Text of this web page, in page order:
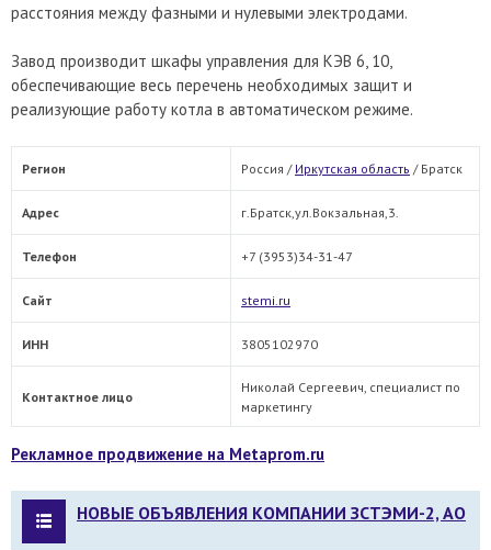
расстояния между фазными и нулевыми электродами.
Завод производит шкафы управления для КЭВ 6, 10,
обеспечивающие весь перечень необходимых защит и
реализующие работу котла в автоматическом режиме.
Регион Россия / Иркутская область / Братск
Адрес г.Братск,ул.Вокзальная,3.
Телефон +7 (3953)34-31-47
Сайт stemi.ru
ИНН 3805102970
Контактное лицо
Николай Сергеевич, специалист по
маркетингу
Рекламное продвижение на Metaprom.ru
НОВЫЕ ОБЪЯВЛЕНИЯ КОМПАНИИ ЗСТЭМИ-2, АО